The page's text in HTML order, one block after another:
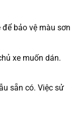
bảo vệ màu sơn
xe muốn dán.
sẵn có. Việc sử